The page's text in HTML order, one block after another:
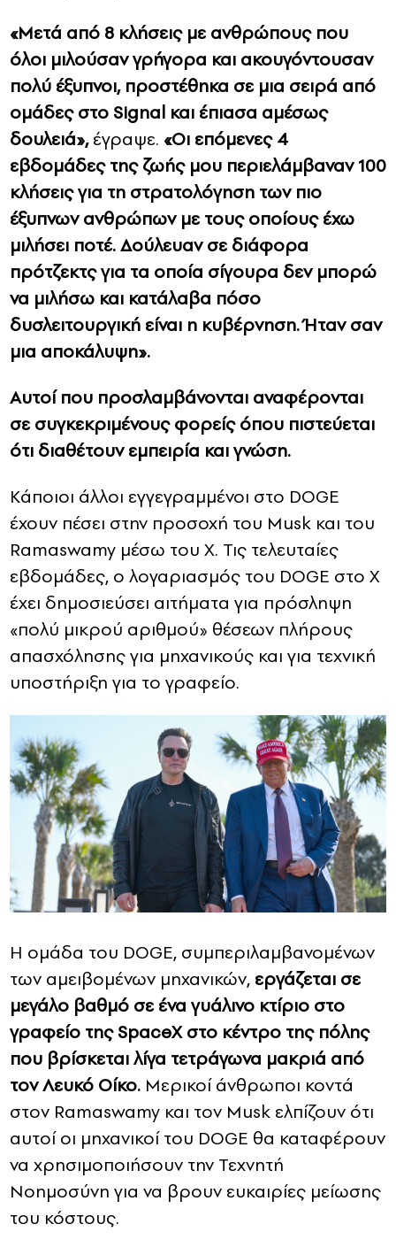
«Μετά από 8 κλήσεις με ανθρώπους που
όλοι μιλούσαν γρήγορα και ακουγόντουσαν
πολύ έξυπνοι, προστέθηκα σε μια σειρά από
ομάδες στο Signal και έπιασα αμέσως
δουλειά»,έγραψε. «Οι επόμενες 4
εβδομάδες της ζωής μου περιελάμβαναν 100
κλήσεις για τη στρατολόγηση των πιο
έξυπνων ανθρώπων με τους οποίους έχω
μιλήσει ποτέ. Δούλευαν σε διάφορα
πρότζεκτς για τα οποία σίγουρα δεν μπορώ
να μιλήσω και κατάλαβα πόσο
δυσλειτουργική είναι η κυβέρνηση. Ήταν σαν
μια αποκάλυψη».
Αυτοί που προσλαμβάνονται αναφέρονται
σε συγκεκριμένους φορείς όπου πιστεύεται
ότι διαθέτουν εμπειρία και γνώση.
Κάποιοι άλλοι εγγεγραμμένοι στο DOGE
έχουν πέσει στην προσοχή του Musk και του
Ramaswamy μέσω του X. Τις τελευταίες
εβδομάδες, ο λογαριασμός του DOGE στο X
έχει δημοσιεύσει αιτήματα για πρόσληψη
«πολύ μικρού αριθμού» θέσεων πλήρους
απασχόλησης για μηχανικούς και για τεχνική
υποστήριξη για το γραφείο.
Η ομάδα του DOGE, συμπεριλαμβανομένων
των αμειβομένων μηχανικών, εργάζεται σε
μεγάλο βαθμό σε ένα γυάλινο κτίριο στο
γραφείο της SpaceX στο κέντρο της πόλης
που βρίσκεται λίγα τετράγωνα μακριά από
τον Λευκό Οίκο. Μερικοί άνθρωποι κοντά
στον Ramaswamy και τον Musk ελπίζουν ότι
αυτοί οι μηχανικοί του DOGE θα καταφέρουν
να χρησιμοποιήσουν την Τεχνητή
Νοημοσύνη για να βρουν ευκαιρίες μείωσης
του κόστους.